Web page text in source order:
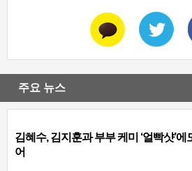
주요 뉴스
김혜수, 김지훈과 부부 케미 ‘얼빡샷’에
어